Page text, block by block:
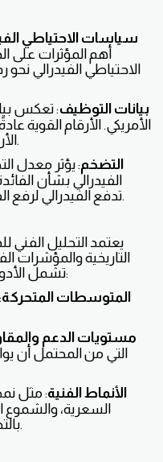
سياسات الاحتياطي
أهم المؤثرات على
الاحتياطي الفيدرالي نحو
بيانات التوظيف: تعكس
الأمريكي. الأرقام القوية
الأرقام الضعيفة تؤثر عليه سلبًا.
التضخم: يؤثر معدل
الفيدرالي بشأن
تدفع الفيدرالي لرفع الفائدة، مما يعزز قيمة الدولار.
يعتمد التحليل الفني
التاريخية والمؤشرات
تشمل الأدوات المستخدمة في التحليل الفني:
المتوسطات المتحركة
مستويات الدعم
التي من المحتمل أن
الأنماط الفنية: مثل
السعرية، والشموع
بالتحركات السعرية المستقبلية.